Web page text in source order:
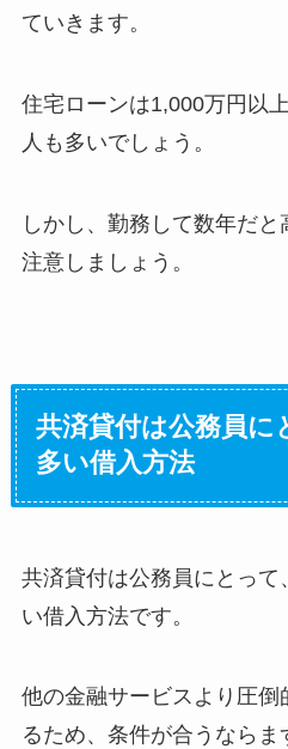
ていきます。
住宅ローンは1,000万円以
人も多いでしょう。
しかし、勤務して数年だ
注意しましょう。
共済貸付は公務員
多い借入方法
共済貸付は公務員にとって
い借入方法です。
他の金融サービスより圧
るため、条件が合うなら